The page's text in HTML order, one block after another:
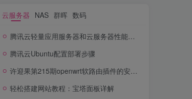
云服务器 NAS 群晖 数码
腾讯云轻量应用服务器和云服务器性能测评及横向对比
腾讯云Ubuntu配置部署步骤
许迎果第215期openwrt软路由插件的安装与卸载
轻松搭建网站教程：宝塔面板详解